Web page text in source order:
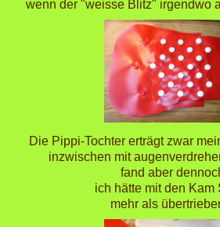
wenn der "weisse Blitz" irgendwo
Die Pippi-Tochter erträgt zwar
inzwischen mit
fand aber
ich hätte mit den Kam
mehr als